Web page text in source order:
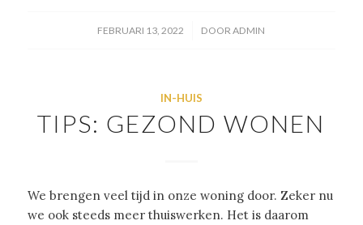
FEBRUARI 13, 2022
/ DOORADMIN
IN-HUIS
TIPS: GEZOND WONEN
We brengen veel tijd in onze woning door. Zeker nu
we ook steeds meer thuiswerken. Het is daarom